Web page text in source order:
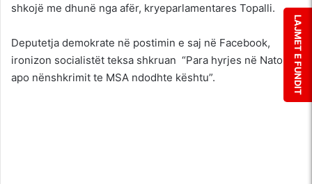
shkojë me dhunë nga afër, kryeparlamentares Topalli.
Deputetja demokrate në postimin e saj në Facebook,
ironizon socialistët teksa shkruan “Para hyrjes në Nato,
apo nënshkrimit te MSA ndodhte kështu”.
LAJMET E FUNDIT